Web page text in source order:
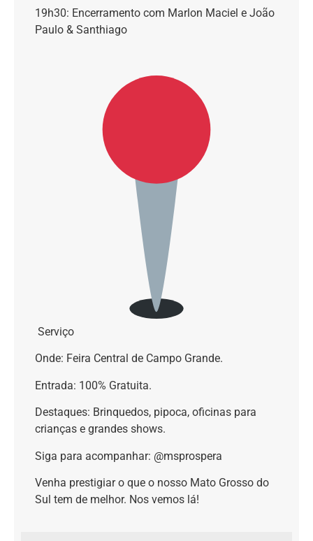
19h30: Encerramento com Marlon Maciel e João
Paulo & Santhiago
Serviço
Onde: Feira Central de Campo Grande.
Entrada: 100% Gratuita.
Destaques: Brinquedos, pipoca, oficinas para
crianças e grandes shows.
Siga para acompanhar: @msprospera
Venha prestigiar o que o nosso Mato Grosso do
Sul tem de melhor. Nos vemos lá!